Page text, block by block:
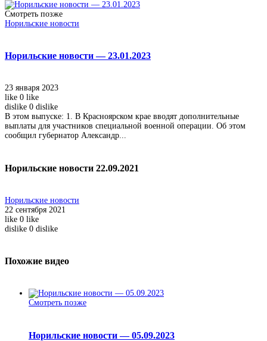
Смотреть позже
Норильские новости
Норильские новости — 23.01.2023
23 января 2023
like 0 like
dislike 0 dislike
В этом выпуске: 1. В Красноярском крае вводят дополнительные
выплаты для участников специальной военной операции. Об этом
сообщил губернатор Александр...
Норильские новости 22.09.2021
Норильские новости
22 сентября 2021
like 0 like
dislike 0 dislike
Похожие видео
Смотреть позже
Норильские новости — 05.09.2023